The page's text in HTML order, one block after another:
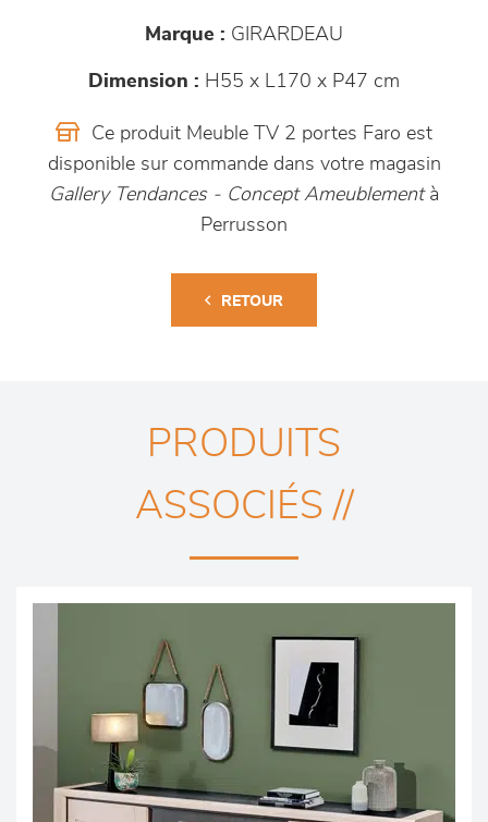
Marque : GIRARDEAU
Dimension : H55 x L170 x P47 cm
Ce produit Meuble TV 2 portes Faro est
disponible sur commande dans votre magasin
Gallery Tendances - Concept Ameublement à
Perrusson
RETOUR
PRODUITS
ASSOCIÉS //